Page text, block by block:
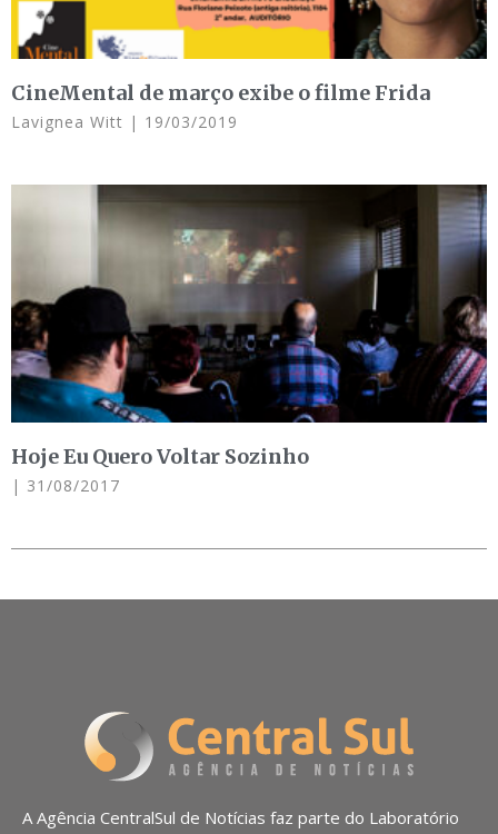
CineMental de março exibe o filme Frida
Lavignea Witt 19/03/2019
Hoje Eu Quero Voltar Sozinho
31/08/2017
A Agência CentralSul de Notícias faz parte do Laboratório